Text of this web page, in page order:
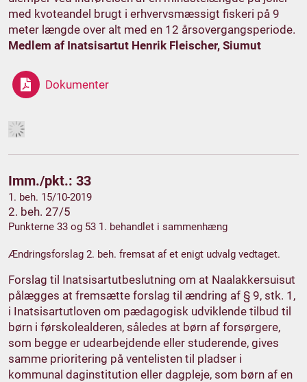
med kvoteandel brugt i erhvervsmæssigt fiskeri på 9
meter længde over alt med en 12 årsovergangsperiode.
Medlem af Inatsisartut Henrik Fleischer, Siumut
Dokumenter
Imm./pkt.: 33
1. beh. 15/10-2019
2. beh. 27/5
Punkterne 33 og 53 1. behandlet i sammenhæng
Ændringsforslag 2. beh. fremsat af et enigt udvalg vedtaget.
Forslag til Inatsisartutbeslutning om at Naalakkersuisut
pålægges at fremsætte forslag til ændring af § 9, stk. 1,
i Inatsisartutloven om pædagogisk udviklende tilbud til
børn i førskolealderen, således at børn af forsørgere,
som begge er udearbejdende eller studerende, gives
samme prioritering på ventelisten til pladser i
kommunal daginstitution eller dagpleje, som børn af en